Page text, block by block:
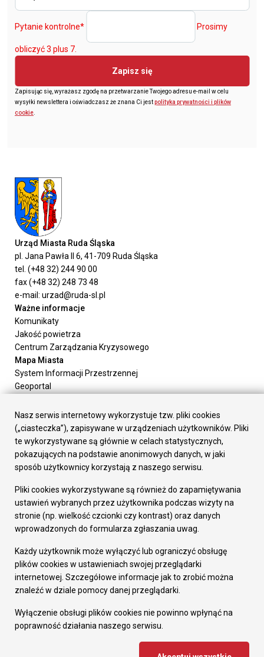
Pytanie kontrolne* Prosimy
obliczyć 3 plus 7.
Zapisz się
Zapisując się, wyrażasz zgodę na przetwarzanie Twojego adresu e-mail w celu
wysyłki newslettera i oświadczasz że znana Ci jestpolityka prywatności i plików
cookie.
Urząd Miasta Ruda Śląska
pl. Jana Pawła II 6, 41-709 Ruda Śląska
tel. (+48 32) 244 90 00
fax (+48 32) 248 73 48
e-mail: urzad@ruda-sl.pl
Ważne informacje
Komunikaty
Jakość powietrza
Centrum Zarządzania Kryzysowego
Mapa Miasta
System Informacji Przestrzennej
Geoportal
Załatw sprawę
Prezydent Miasta
Rada Miasta
Wydziały
Elektroniczna Skrzynka Podawcza
Gospodarka
Fundusze europejskie
Środki krajowe
Oferty inwestycyjne
Pozostałe
Deklaracja dostępności
Dane osobowe
Dodaj opinię o witrynie
Nasz serwis internetowy wykorzystuje tzw. pliki cookies
(„ciasteczka”), zapisywane w urządzeniach użytkowników. Pliki
te wykorzystywane są głównie w celach statystycznych,
pokazujących na podstawie anonimowych danych, w jaki
sposób użytkownicy korzystają z naszego serwisu.
Pliki cookies wykorzystywane są również do zapamiętywania
ustawień wybranych przez użytkownika podczas wizyty na
stronie (np. wielkość czcionki czy kontrast) oraz danych
wprowadzonych do formularza zgłaszania uwag.
Każdy użytkownik może wyłączyć lub ograniczyć obsługę
plików cookies w ustawieniach swojej przeglądarki
internetowej. Szczegółowe informacje jak to zrobić można
znaleźć w dziale pomocy danej przeglądarki.
Wyłączenie obsługi plików cookies nie powinno wpłynąć na
poprawność działania naszego serwisu.